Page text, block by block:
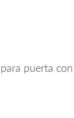
puerta